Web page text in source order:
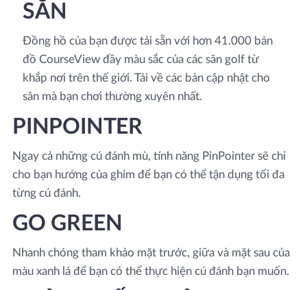
SẴN
Đồng hồ của bạn được tải sẵn với hơn 41.000 bản
đồ CourseView đầy màu sắc của các sân golf từ
khắp nơi trên thế giới. Tải về các bản cập nhật cho
sân mà bạn chơi thường xuyên nhất.
PINPOINTER
Ngay cả những cú đánh mù, tính năng PinPointer sẽ chỉ
cho bạn hướng của ghim để bạn có thể tận dụng tối đa
từng cú đánh.
GO GREEN
Nhanh chóng tham khảo mặt trước, giữa và mặt sau của
màu xanh lá để bạn có thể thực hiện cú đánh bạn muốn.